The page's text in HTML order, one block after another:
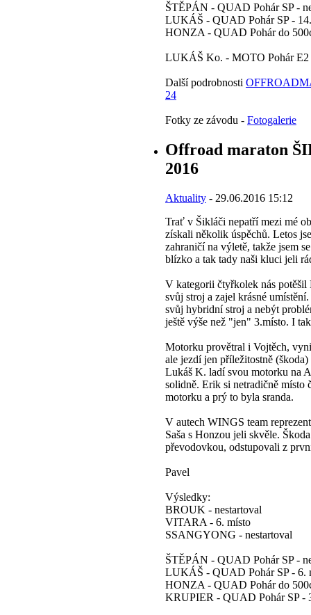
ŠTĚPÁN - QUAD Pohár SP -
LUKÁŠ - QUAD Pohár SP -
HONZA - QUAD Pohár do
LUKÁŠ Ko. - MOTO Pohár E2
Další podrobnosti
24
Fotky ze závodu - Fotogalerie
Offroad maraton
2016
Aktuality - 29.06.2016 15:12
Trať v Šikláči nepatří mezi mé
získali několik úspěchů. Letos
zahraničí na výletě, takže jsem
blízko a tak tady naši kluci jeli
V kategorii čtyřkolek nás
svůj stroj a zajel krásné
svůj hybridní stroj a nebýt
ještě výše než "jen" 3.místo. I
Motorku provětral i Vojtěch,
ale jezdí jen příležitostně
Lukáš K. ladí svou motorku na
solidně. Erik si netradičně místo
motorku a prý to byla sranda.
V autech WINGS team
Saša s Honzou jeli skvěle.
převodovkou, odstupovali z
Pavel
Výsledky:
BROUK - nestartoval
VITARA - 6. místo
SSANGYONG - nestartoval
ŠTĚPÁN - QUAD Pohár SP -
LUKÁŠ - QUAD Pohár SP - 6.
HONZA - QUAD Pohár do
KRUPIER - QUAD Pohár SP -